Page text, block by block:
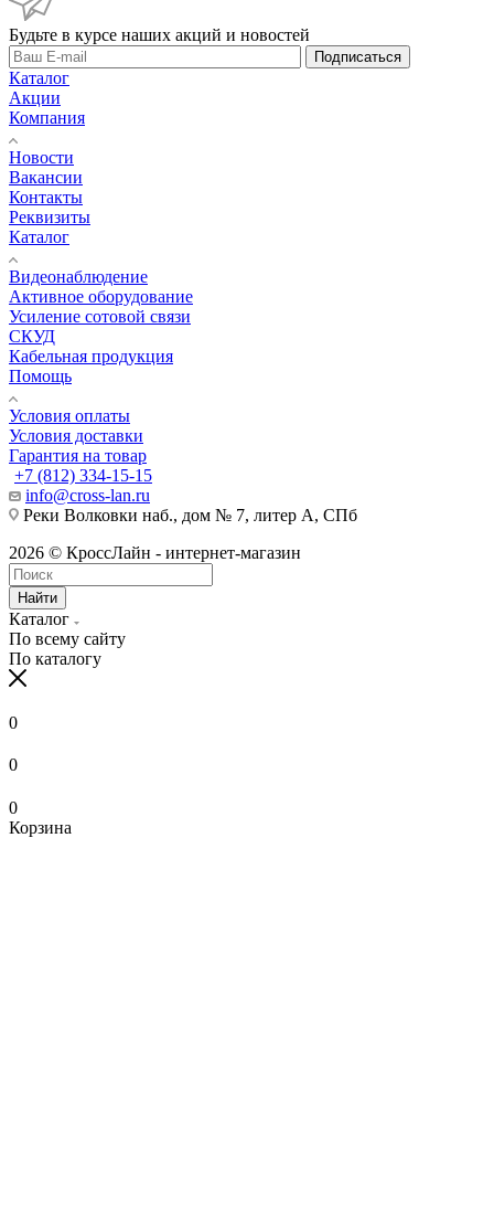
Будьте в курсе наших акций и новостей
Подписаться
Каталог
Акции
Компания
Новости
Вакансии
Контакты
Реквизиты
Каталог
Видеонаблюдение
Активное оборудование
Усиление сотовой связи
СКУД
Кабельная продукция
Помощь
Условия оплаты
Условия доставки
Гарантия на товар
+7 (812) 334-15-15
info@cross-lan.ru
Реки Волковки наб., дом № 7, литер А, СПб
2026 © КроссЛайн - интернет-магазин
Найти
Каталог
По всему сайту
По каталогу
0
0
0
Корзина